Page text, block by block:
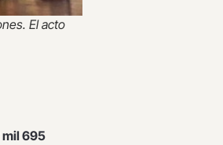
El acto
mil 695